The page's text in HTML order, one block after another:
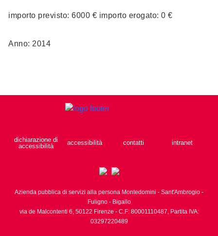
importo previsto: 6000 € importo erogato: 0 €
Anno: 2014
dichiarazione di
accessibilità
accessibilità contatti intranet
Azienda pubblica di servizi alla persona Montedomini - Sant'Ambrogio -
Fuligno - Bigallo
via de Malcontenti 6, 50122 Firenze - C.F: 80001110487, Partita IVA:
03297220489